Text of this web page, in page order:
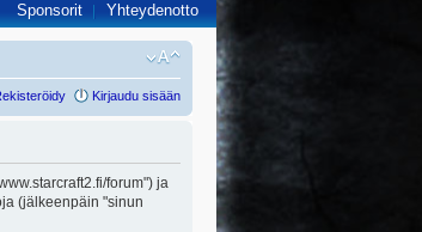
Sponsorit Yhteydenotto
Kirjaudu sisään
forum") ja
(jälkeenpäin "sinun